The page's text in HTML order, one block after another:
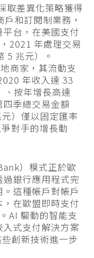
取差異化策略獲得
和訂閱制業務，
台，在美國支付
2021 年處理交易
5 兆元）。
商家，其流動支
年收入達 33
、按年增長高達
季總交易金額
）僅以固定匯率
對手的增長動
）模式正於歐
銀行應用程式完
這種帳戶對帳戶
在歐盟即時支付
AI 驅動的智能支
式支付解決方案
創新技術進一步